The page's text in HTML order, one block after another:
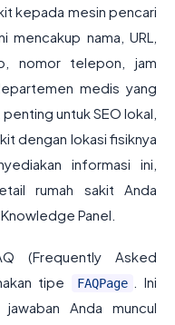
kepada mesin pencari
nama, URL,
nomor telepon, jam
medis yang
untuk SEO lokal,
dengan lokasi fisiknya
informasi ini,
rumah sakit Anda
Panel.
(Frequently Asked
tipe
FAQPage
. Ini
Anda muncul